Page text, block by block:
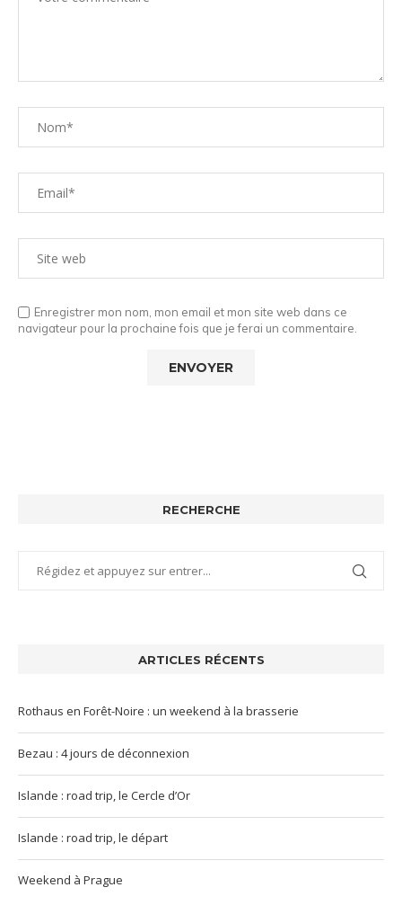
Enregistrer mon nom, mon email et mon site web dans ce
navigateur pour la prochaine fois que je ferai un commentaire.
RECHERCHE
ARTICLES RÉCENTS
Rothaus en Forêt-Noire : un weekend à la brasserie
Bezau : 4 jours de déconnexion
Islande : road trip, le Cercle d’Or
Islande : road trip, le départ
Weekend à Prague